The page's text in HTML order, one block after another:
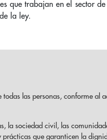
que trabajan en el sector
la ley.
las personas, conforme al
la sociedad civil, las
prácticas que garanticen la